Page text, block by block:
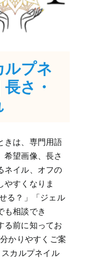
ルプネ
さ・
きは、専門用語
希望画像、長さ
ネイル、オフの
やすくなりま
る？」「ジェル
も相談でき
る前に知ってお
かりやすくご案
カルプネイル